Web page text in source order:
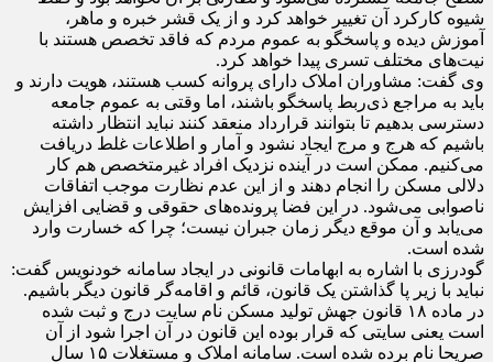
شیوه کارکرد آن تغییر خواهد کرد و از یک قشر خبره و ماهر،
آموزش دیده و پاسخگو به عموم مردم که فاقد تخصص هستند با
نیت‌های مختلف تسری پیدا خواهد کرد.
وی گفت: مشاوران املاک دارای پروانه کسب هستند، هویت دارند و
باید به مراجع ذی‌ربط پاسخگو باشند، اما وقتی به عموم جامعه
دسترسی بدهیم تا بتوانند قرارداد منعقد کنند نباید انتظار داشته
باشیم که هرج و مرج ایجاد نشود و آمار و اطلاعات غلط دریافت
می‌کنیم. ممکن است در آینده نزدیک افراد غیرمتخصص هم کار
دلالی مسکن را انجام دهند و از این عدم نظارت موجب اتفاقات
ناصوابی می‌شود. در این فضا پرونده‌های حقوقی و قضایی افزایش
می‌یابد و آن موقع دیگر زمان جبران نیست؛ چرا که خسارت وارد
شده است.
گودرزی با اشاره به ابهامات قانونی در ایجاد سامانه خودنویس گفت:
نباید با زیر پا گذاشتن یک قانون، قائم و اقامه‌گر قانون دیگر باشیم.
در ماده ۱۸ قانون جهش تولید مسکن نام سایت درج و ثبت شده
است یعنی سایتی که قرار بوده این قانون در آن اجرا شود از آن
صریحا نام برده شده است. سامانه املاک و مستغلات ۱۵ سال